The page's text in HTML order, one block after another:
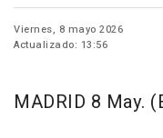
Viernes, 8 mayo 2026
Actualizado: 13:56
MADRID 8 May.